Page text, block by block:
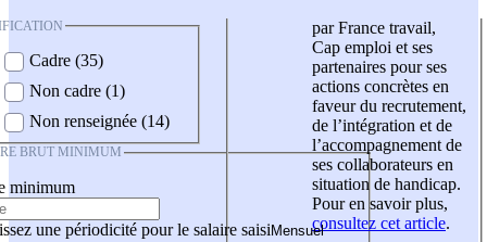
Cadre (35)
Non cadre (1)
Non renseignée (14)
BRUT MINIMUM
minimum
une périodicité pour le salaire saisi
par France travail,
Cap emploi et ses
partenaires pour ses
actions concrètes en
faveur du recrutement,
de l’intégration et de
l’accompagnement de
ses collaborateurs en
situation de handicap.
Pour en savoir plus,
consultez cet article.